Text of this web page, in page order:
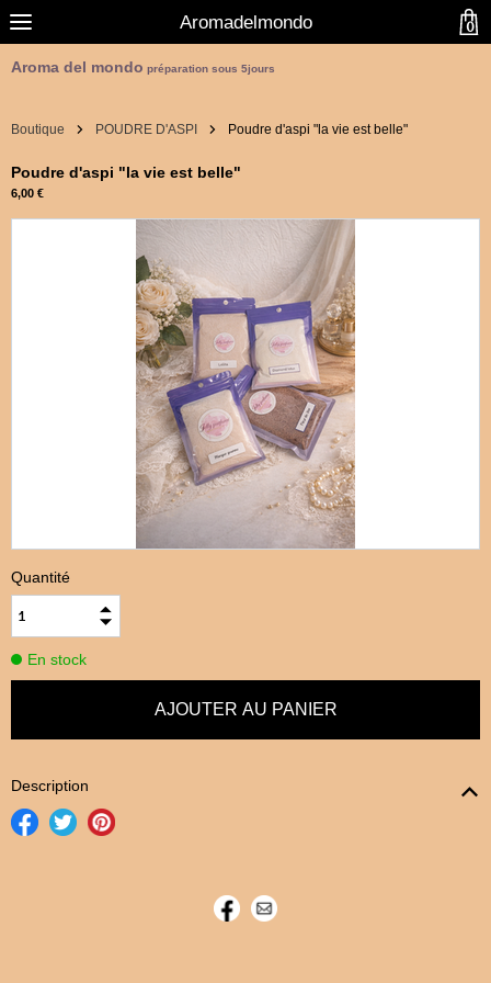
Aromadelmondo
Aroma del mondo préparation sous 5jours
Boutique POUDRE D'ASPI Poudre d'aspi "la vie est belle"
Poudre d'aspi "la vie est belle"
6,00 €
Quantité
En stock
Description
0